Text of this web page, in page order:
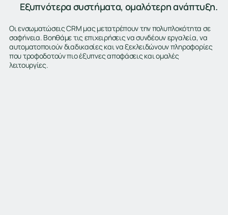
Εξυπνότερα συστήματα, ομαλότερη ανάπτυξη.
Οι ενσωματώσεις CRM μας μετατρέπουν την πολυπλοκότητα σε
σαφήνεια. Βοηθάμε τις επιχειρήσεις να συνδέουν εργαλεία, να
αυτοματοποιούν διαδικασίες και να ξεκλειδώνουν πληροφορίες
που τροφοδοτούν πιο έξυπνες αποφάσεις και ομαλές
λειτουργίες.